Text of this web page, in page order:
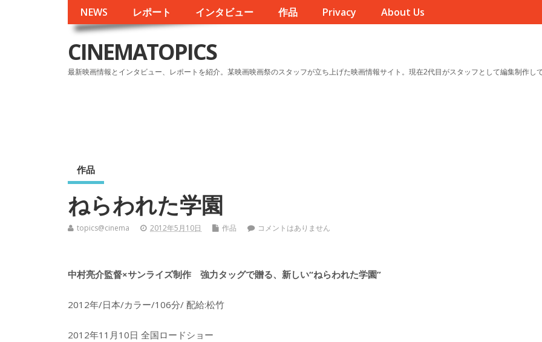
NEWS レポート インタビュー 作品 Privacy About Us
CINEMATOPICS
最新映画情報とインタビュー、レポートを紹介。某映画映画祭のスタッフが立ち上げた映画情報サイト。現在2代目がスタッフとして編集制作して
作品
ねらわれた学園
topics@cinema 2012年5月10日 作品 コメントはありません
中村亮介監督×サンライズ制作 強力タッグで贈る、新しい“ねらわれた学園”
2012年/日本/カラー/106分/ 配給:松竹
2012年11月10日 全国ロードショー